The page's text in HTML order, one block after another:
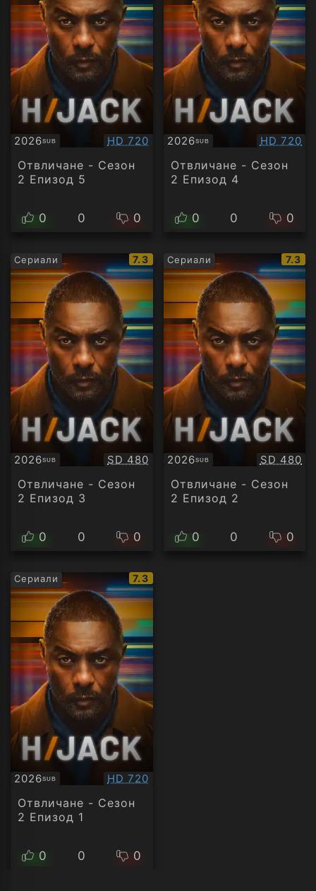
2026SUB
Субтитри Качество:
HD 720
Отвличане - Сезон
2 Епизод 5
0 0 0
2026SUB
Субтитри HD 720
Отвличане - Сезон
2 Епизод 4
0 0 0
Сериали
IMDb
рейтинг:
7.3
2026SUB
Субтитри Качество:
SD 480
Отвличане - Сезон
2 Епизод 3
0 0 0
Сериали
IMDb
7.3
2026SUB
Субтитри SD 480
Отвличане - Сезон
2 Епизод 2
0 0 0
Сериали
IMDb
рейтинг:
7.3
2026SUB
Субтитри Качество:
HD 720
Отвличане - Сезон
2 Епизод 1
0 0 0